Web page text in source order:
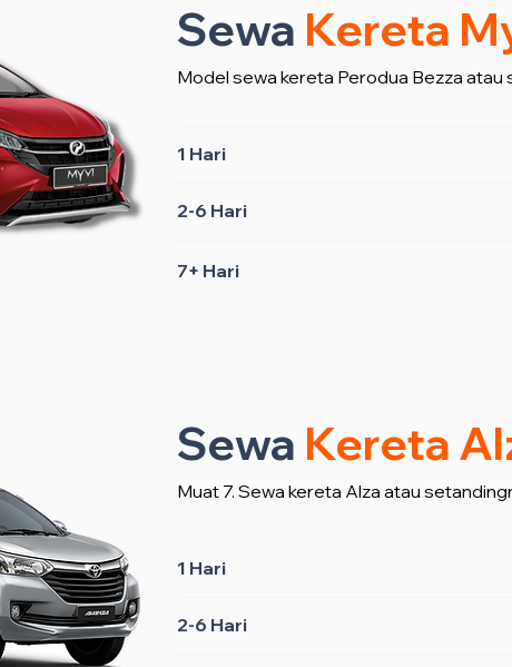
Sewa Kereta
Model sewa kereta Perodua Bezza atau
1 Hari
2-6 Hari
7+ Hari
Sewa Kereta
Muat 7. Sewa kereta Alza atau
1 Hari
2-6 Hari